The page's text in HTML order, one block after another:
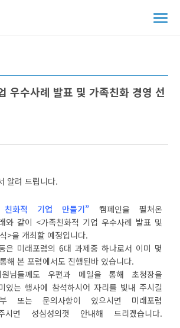
메
우수사례 발표 및 가족친화 경영 선
알려 드립니다.
친화적 기업 만들기” 캠페인을 펼쳐온
와 같이 <가족친화적 기업 우수사례 발표 및
>을 개최할 예정입니다.
은 미래포럼의 6대 과제중 하나로서 이미 몇
해 본 포럼에서도 진행된바 있습니다.
님들께도 우편과 메일을 통해 초청장을
있는 행사에 참석하시어 자리를 빛내 주시길
또는 문의사항이 있으시면 미래포럼
시면 성심성의껏 안내해 드리겠습니다.